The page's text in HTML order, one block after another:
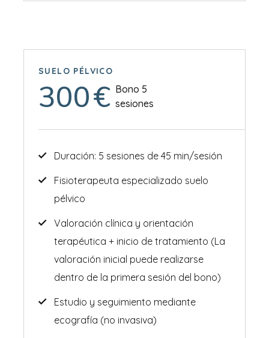
SUELO PÉLVICO
300€ Bono 5
sesiones
Duración: 5 sesiones de 45 min/sesión
Fisioterapeuta especializado suelo
pélvico
Valoración clínica y orientación
terapéutica + inicio de tratamiento (La
valoración inicial puede realizarse
dentro de la primera sesión del bono)
Estudio y seguimiento mediante
ecografía (no invasiva)